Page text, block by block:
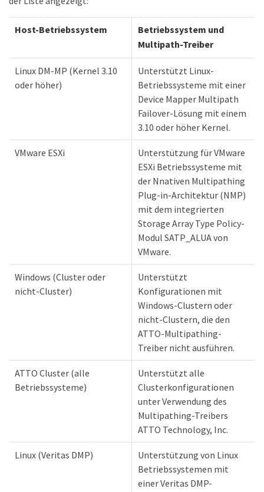
Host-Betriebssystem
Betriebssystem und
Multipath-Treiber
Linux DM-MP (Kernel 3.10
oder höher)
Unterstützt Linux-
Betriebssysteme mit einer
Device Mapper Multipath
Failover-Lösung mit einem
3.10 oder höher Kernel.
VMware ESXi
Unterstützung für VMware
ESXi Betriebssysteme mit
der Nnativen Multipathing
Plug-in-Architektur (NMP)
mit dem integrierten
Storage Array Type Policy-
Modul SATP_ALUA von
VMware.
Windows (Cluster oder
nicht-Cluster)
Unterstützt
Konfigurationen mit
Windows-Clustern oder
nicht-Clustern, die den
ATTO-Multipathing-
Treiber nicht ausführen.
ATTO Cluster (alle
Betriebssysteme)
Unterstützt alle
Clusterkonfigurationen
unter Verwendung des
Multipathing-Treibers
ATTO Technology, Inc.
Linux (Veritas DMP)
Unterstützung von Linux
Betriebssystemen mit
einer Veritas DMP-